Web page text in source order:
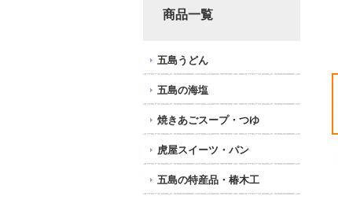
商品一覧
五島うどん
五島の海塩
焼きあごスープ・つゆ
虎屋スイーツ・パン
五島の特産品・椿木工